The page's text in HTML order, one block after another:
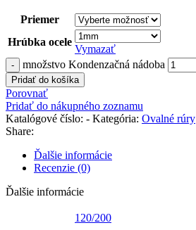
Priemer
Hrúbka ocele
Vymazať
množstvo Kondenzačná nádoba
Pridať do košíka
Porovnať
Pridať do nákupného zoznamu
Katalógové číslo: - Kategória: Ovalné rúry
Share:
Ďalšie informácie
Recenzie (0)
Ďalšie informácie
120/200